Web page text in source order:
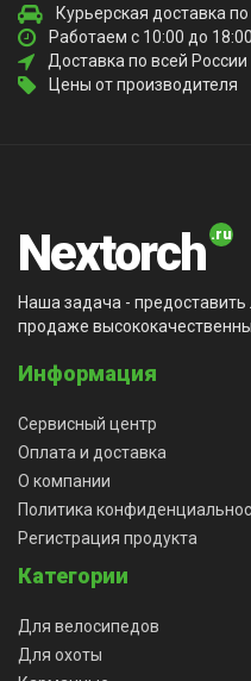
Курьерская доставка
Работаем с 10:00 до 18:00
Доставка по всей России
Цены от производителя
Nextorch
Наша задача -
продаже
Информация
Сервисный центр
Оплата и доставка
О компании
Политика
Регистрация продукта
Категории
Для велосипедов
Для охоты